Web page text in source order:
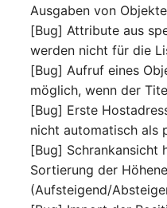
Release Notes 1.12
Release Notes 1.11
Release Notes 1.10
Release Notes 1.9
Release Notes 1.8
Release Notes 1.7
Standorte
Switch Stacking
Variable Reports
VM provisionieren
(veraltet)
URL-Router
VIVA
VIVA2 (IT-
Grundschutz)
Workflow
Ausgaben von
[Bug] Attribute aus
werden nicht für die
[Bug] Aufruf eines
möglich, wenn der
[Bug] Erste
nicht automatisch als
[Bug] Schrankansicht
Sortierung der
(Aufsteigend/